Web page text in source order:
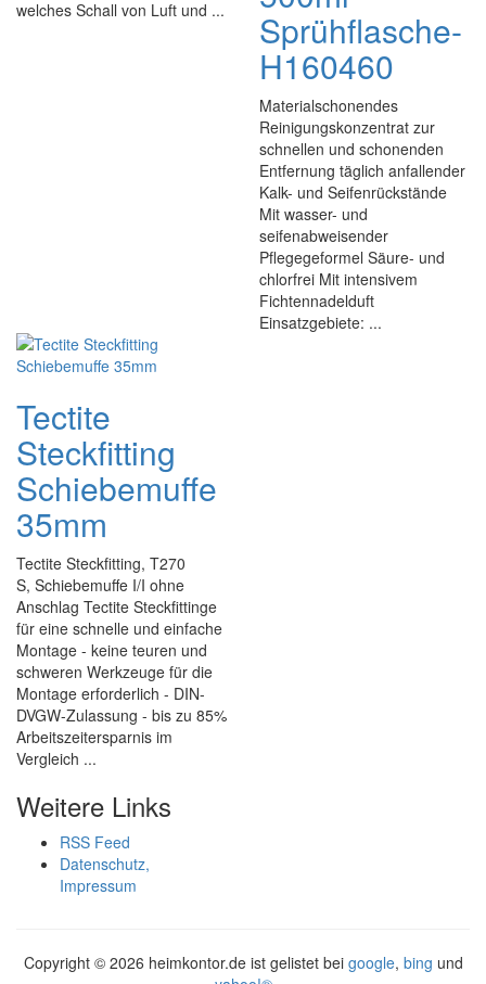
welches Schall von Luft und ...
Sprühflasche-
H160460
Materialschonendes
Reinigungskonzentrat zur
schnellen und schonenden
Entfernung täglich anfallender
Kalk- und Seifenrückstände
Mit wasser- und
seifenabweisender
Pflegegeformel Säure- und
chlorfrei Mit intensivem
Fichtennadelduft
Einsatzgebiete: ...
Tectite
Steckfitting
Schiebemuffe
35mm
Tectite Steckfitting, T270
S, Schiebemuffe I/I ohne
Anschlag Tectite Steckfittinge
für eine schnelle und einfache
Montage - keine teuren und
schweren Werkzeuge für die
Montage erforderlich - DIN-
DVGW-Zulassung - bis zu 85%
Arbeitszeitersparnis im
Vergleich ...
Weitere Links
RSS Feed
Datenschutz,
Impressum
Copyright © 2026 heimkontor.de ist gelistet bei google, bing und